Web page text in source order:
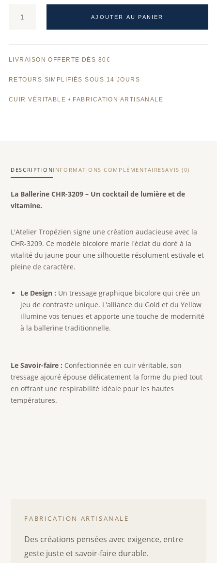
Ballerine
AJOUTER AU PANIER
l
t
r
a
LIVRAISON OFFERTE DÈS 80€
RETOURS SIMPLIFIÉS SOUS 14 JOURS
CUIR VÉRITABLE • FABRICATION ARTISANALE
DESCRIPTIONINFORMATIONS COMPLÉMENTAIRESAVIS (0)
La Ballerine CHR-3209 – Un cocktail de lumière et de
vitamine.
L'Atelier Tropézien signe une création audacieuse avec la
CHR-3209. Ce modèle bicolore marie l'éclat du doré à la
vitalité du jaune pour une silhouette résolument estivale et
pleine de caractère.
Le Design : Un tressage graphique bicolore qui crée un
jeu de contraste unique. L'alliance du Gold et du Yellow
illumine vos tenues et apporte une touche de modernité
à la ballerine traditionnelle.
Le Savoir-faire : Confectionnée en cuir véritable, son
tressage ajouré épouse délicatement la forme du pied tout
en offrant une respirabilité idéale pour les hautes
températures.
FABRICATION ARTISANALE
Des créations pensées avec exigence, entre
geste juste et savoir-faire durable.